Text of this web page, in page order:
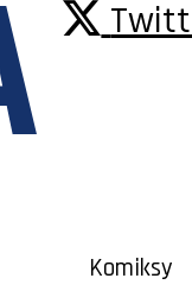
Komiksy